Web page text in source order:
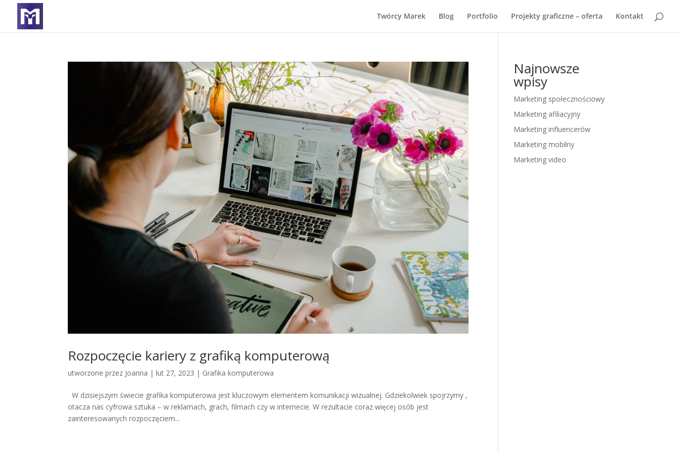
Twórcy Marek Blog Portfolio Projekty graficzne – oferta Kontakt
Rozpoczęcie kariery z grafiką komputerową
utworzone przez Joanna |lut 27, 2023 | Grafika komputerowa
W dzisiejszym świecie grafika komputerowa jest kluczowym elementem komunikacji wizualnej. Gdziekolwiek spojrzymy ,
otacza nas cyfrowa sztuka – w reklamach, grach, filmach czy w internecie. W rezultacie coraz więcej osób jest
zainteresowanych rozpoczęciem...
Najnowsze
wpisy
Marketing społecznościowy
Marketing afiliacyjny
Marketing influencerów
Marketing mobilny
Marketing video